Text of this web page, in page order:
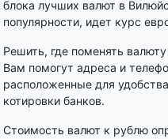
блока лучших валют в
популярности, идет курс
Решить, где поменять
Вам помогут адреса и
расположенные для
котировки банков.
Стоимость валют к рублю